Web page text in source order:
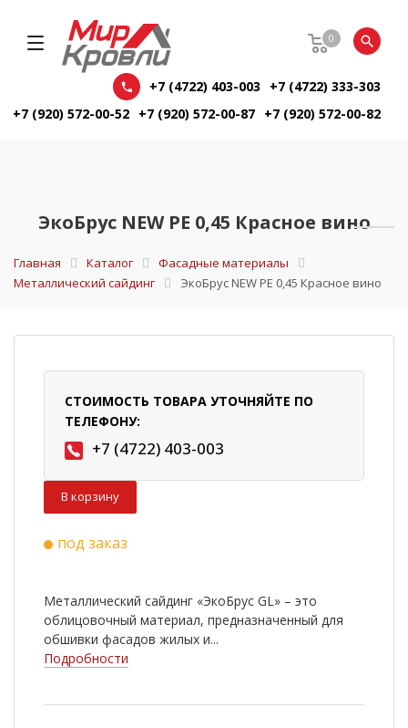
0
+7 (4722) 403-003
+7 (4722) 333-303
+7 (920) 572-00-52 +7 (920) 572-00-87 +7 (920) 572-00-82
ЭкоБрус NEW PE 0,45 Красное вино
Главная Каталог
Фасадные материалы
Металлический сайдинг
ЭкоБрус NEW PE 0,45 Красное вино
СТОИМОСТЬ ТОВАРА УТОЧНЯЙТЕ ПО
ТЕЛЕФОНУ:
+7 (4722) 403-003
В корзину
под заказ
Металлический сайдинг «ЭкоБрус GL» – это
облицовочный материал, предназначенный для
обшивки фасадов жилых и...
Подробности